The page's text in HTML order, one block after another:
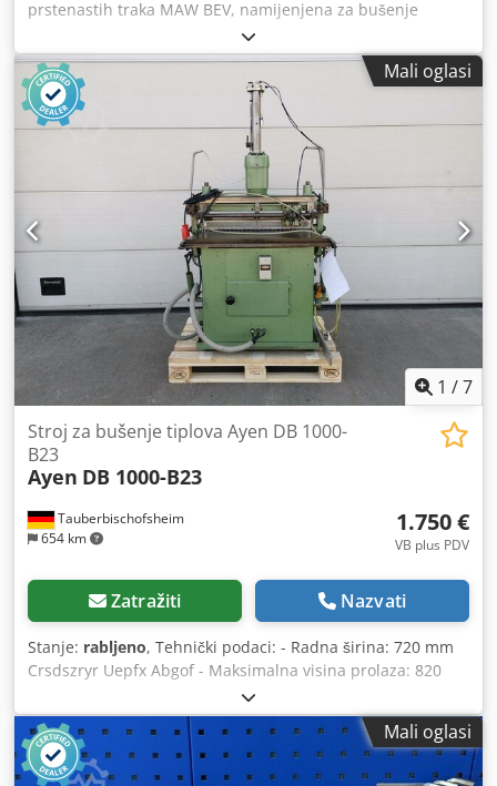
prstenastih traka MAW BEV, namijenjena za bušenje
prstenastih traka ili nosača. Tehnički podaci: - Radna
površina: 300 x 37 cm - Motor: 1,6 kW Cjdpszrytfsfx Abgerf
- Težina: 180 kg
Mali oglasi
1 /7
Tauberbischofsheim
654 km
Stroj za bušenje tiplova Ayen DB 1000-
B23
Ayen DB 1000-B23
1.750 €
VB plus PDV
Zatražiti Nazvati
Stanje: rabljeno, Tehnički podaci: - Radna širina: 720 mm
Crsdszryr Uepfx Abgof - Maksimalna visina prolaza: 820
mm - Dubina bušenja, vertikalno: 45 mm, horizontalno:
120 mm
Mali oglasi